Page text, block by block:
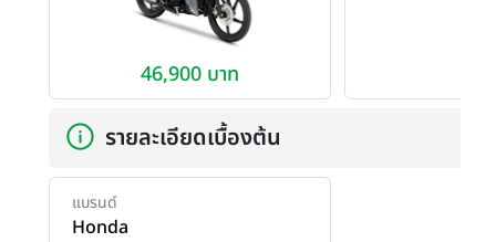
46,900 บาท
รายละเอียดเบื้องต้น
แบรนด์
Honda